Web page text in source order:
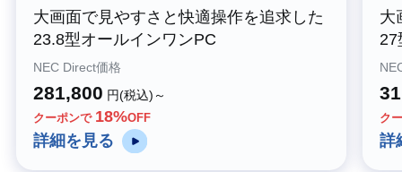
大画面で見やすさと快適操作を追求した
23.8型オールインワンPC
NEC Direct価格
281,800 円(税込)～
クーポンで 18%OFF
詳細を見る
大
27
ク
詳